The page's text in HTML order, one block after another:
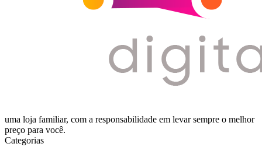
uma loja familiar, com a responsabilidade em levar sempre o melhor
preço para você.
Categorias